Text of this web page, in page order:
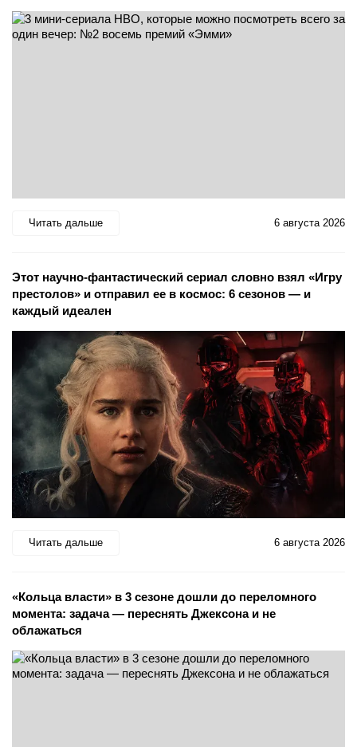
Читать дальше 6 августа 2026
Этот научно-фантастический сериал словно взял «Игру
престолов» и отправил ее в космос: 6 сезонов — и
каждый идеален
Читать дальше 6 августа 2026
«Кольца власти» в 3 сезоне дошли до переломного
момента: задача — переснять Джексона и не
облажаться